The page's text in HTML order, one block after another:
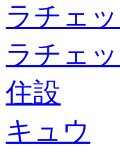
ラチェ
ラチェ
住設
キュウ